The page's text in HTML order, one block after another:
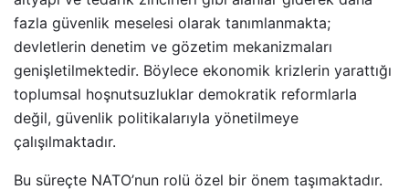
fazla güvenlik meselesi olarak tanımlanmakta;
devletlerin denetim ve gözetim mekanizmaları
genişletilmektedir. Böylece ekonomik krizlerin yarattığı
toplumsal hoşnutsuzluklar demokratik reformlarla
değil, güvenlik politikalarıyla yönetilmeye
çalışılmaktadır.
Bu süreçte NATO’nun rolü özel bir önem taşımaktadır.